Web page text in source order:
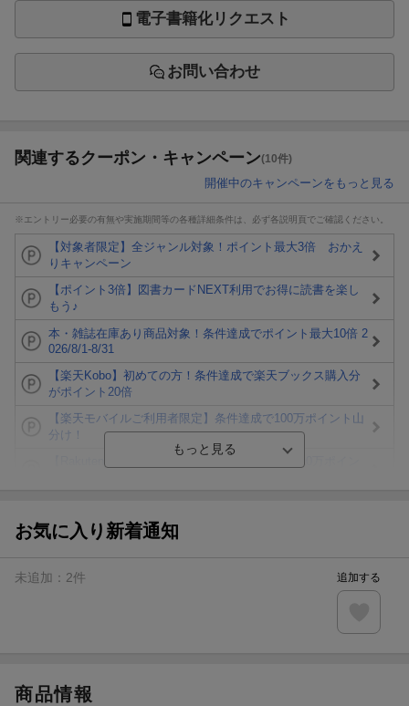
電子書籍化リクエスト
お問い合わせ
関連するクーポン・キャンペーン(10件)
開催中のキャンペーンをもっと見る
※エントリー必要の有無や実施期間等の各種詳細条件は、必ず各説明頁でご確認ください。
【対象者限定】全ジャンル対象！ポイント最大3倍 おかえ
りキャンペーン
【ポイント3倍】図書カードNEXT利用でお得に読書を楽し
もう♪
本・雑誌在庫あり商品対象！条件達成でポイント最大10倍 2
026/8/1-8/31
【楽天Kobo】初めての方！条件達成で楽天ブックス購入分
がポイント20倍
【楽天モバイルご利用者限定】条件達成で100万ポイント山
分け！
が当たる！
楽天モバイル紹介キャンペーンの拡散で300円OFFクーポン
条件達成で楽天限定・宝塚歌劇 宙組貸切公演ペアチケット
お気に入り新着通知
未追加： 2件 追加する
商品情報